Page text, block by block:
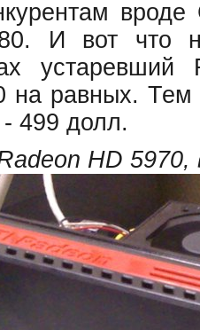
И вот что
на равных.
499 долл.
HD